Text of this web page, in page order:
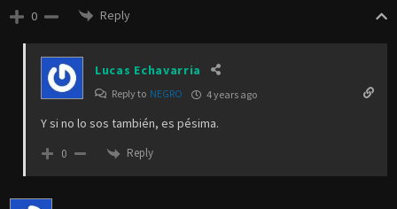
0 Reply
Lucas Echavarria
Reply to NEGRO 4 years ago
Y si no lo sos también, es pésima.
0 Reply